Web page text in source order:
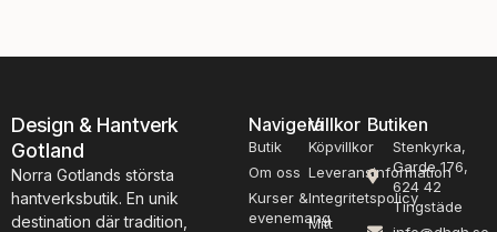
Design & Hantverk
Gotland
Norra Gotlands största
hantverksbutik. En unik
destination där tradition,
Navigera
Butik
Om oss
Kurser &
evenemang
Villkor
Köpvillkor
Leveransinformation
Integritetspolicy
Mitt
Butiken
Stenkyrka,
Garde 176,
624 42
Tingstäde